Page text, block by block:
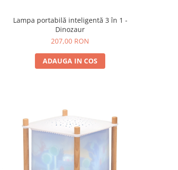
Lampa portabilă inteligentă 3 în 1 -
Dinozaur
207,00 RON
ADAUGA IN COS